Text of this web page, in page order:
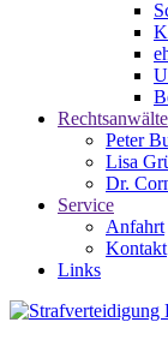
Rechtsanwälte
Peter
Lisa
Dr.
Service
Anfahrt
Kontakt
Links